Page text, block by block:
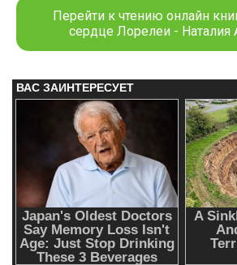
возможностей, полны энергии,
оптимизма. Однако мечтам
Вадима из повести «Дорога к
когда через годы судьба сведёт их…
Перейти к чтению онлайн
сердце Лорелеи - Hаталия